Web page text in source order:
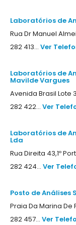
Laboratórios de
Rua Dr Manuel
282 413... Ver
Laboratórios de
Mavilde Vargues
Avenida Brasil
282 422... Ver
Laboratórios de
Lda
Rua Direita 43,1º
282 424... Ver
Posto de
Praia Da Marina
282 457... Ver